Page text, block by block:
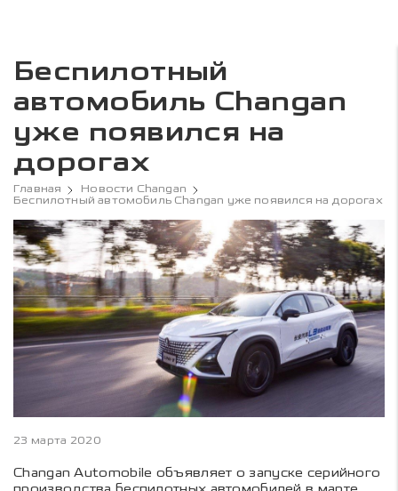
Беспилотный
автомобиль Changan
уже появился на
дорогах
Главная
Новости Changan
Беспилотный автомобиль Changan уже появился на дорогах
23 марта 2020
Changan Automobile объявляет о запуске серийного